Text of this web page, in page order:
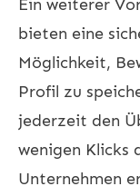
Ein weiterer
bieten eine
Möglichkeit,
Profil zu
jederzeit den
wenigen Klicks
Unternehmen